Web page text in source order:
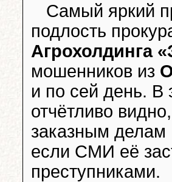
Самый яркий
подлость
Агрохолдинга
мошенников из
и по сей день. В
отчётливо
заказным делам
если СМИ её
преступниками.